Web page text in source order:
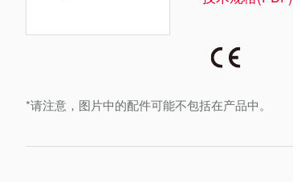
*请注意，图片中的配件可能不包括在产品中。